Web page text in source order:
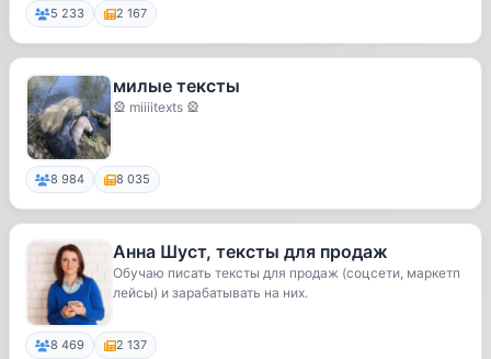
5 233 2 167
милые тексты
🎡 miiiitexts 🎡
8 984 8 035
Анна Шуст, тексты для продаж
Обучаю писать тексты для продаж (соцсети, маркетп
лейсы) и зарабатывать на них.
8 469 2 137